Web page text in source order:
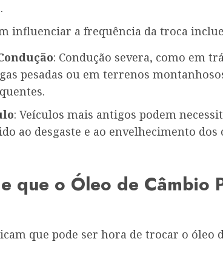
influenciar a frequência da troca
: Condução severa, como em
pesadas ou em terrenos
: Veículos mais antigos podem
ao desgaste e ao envelhecimento dos
que o Óleo de Câmbio
que pode ser hora de trocar o óleo